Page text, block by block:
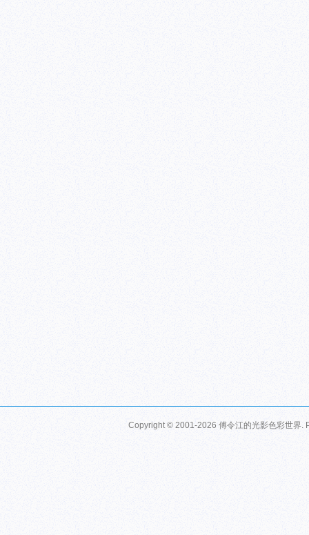
Copyright © 2001-2026 傅令江的光影色彩世界.